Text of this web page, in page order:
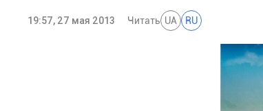
19:57, 27 мая 2013 Читать UA RU